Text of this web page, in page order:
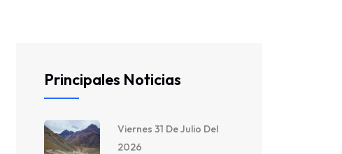
Principales Noticias
Viernes 31 De Julio Del
2026